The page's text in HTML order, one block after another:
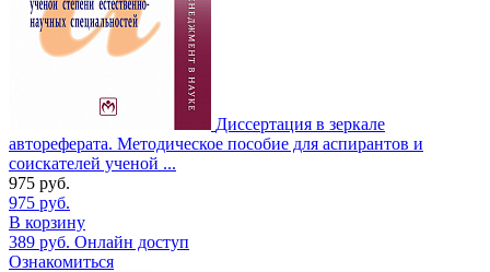
Диссертация в зеркале
автореферата. Методическое пособие для аспирантов и
соискателей ученой ...
975 руб.
975 руб.
В корзину
389 руб. Онлайн доступ
Ознакомиться